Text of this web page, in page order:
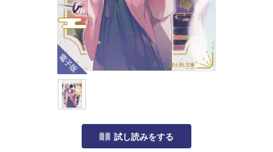
電子版
試し読みをする